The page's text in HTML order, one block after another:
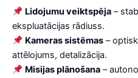
Lidojumu veiktspēja–
ekspluatācijas rādiuss.
Kameras sistēmas–
attēlojums, detalizācija.
Misijas plānošana–